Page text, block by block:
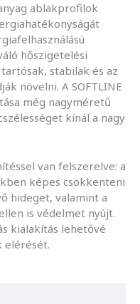
ablakprofilok
hőszigetelési
stabilak és az
növelni. A SOFTLINE
még nagyméretű
kínál a nagy
van felszerelve: a
képes csökkenteni
hideget, valamint a
is védelmet nyújt.
kialakítás lehetővé
elérését.